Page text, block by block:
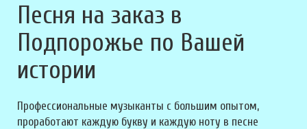
Песня на заказ в
Подпорожье по Вашей
истории
Профессиональные музыканты с большим опытом,
проработают каждую букву и каждую ноту в песне